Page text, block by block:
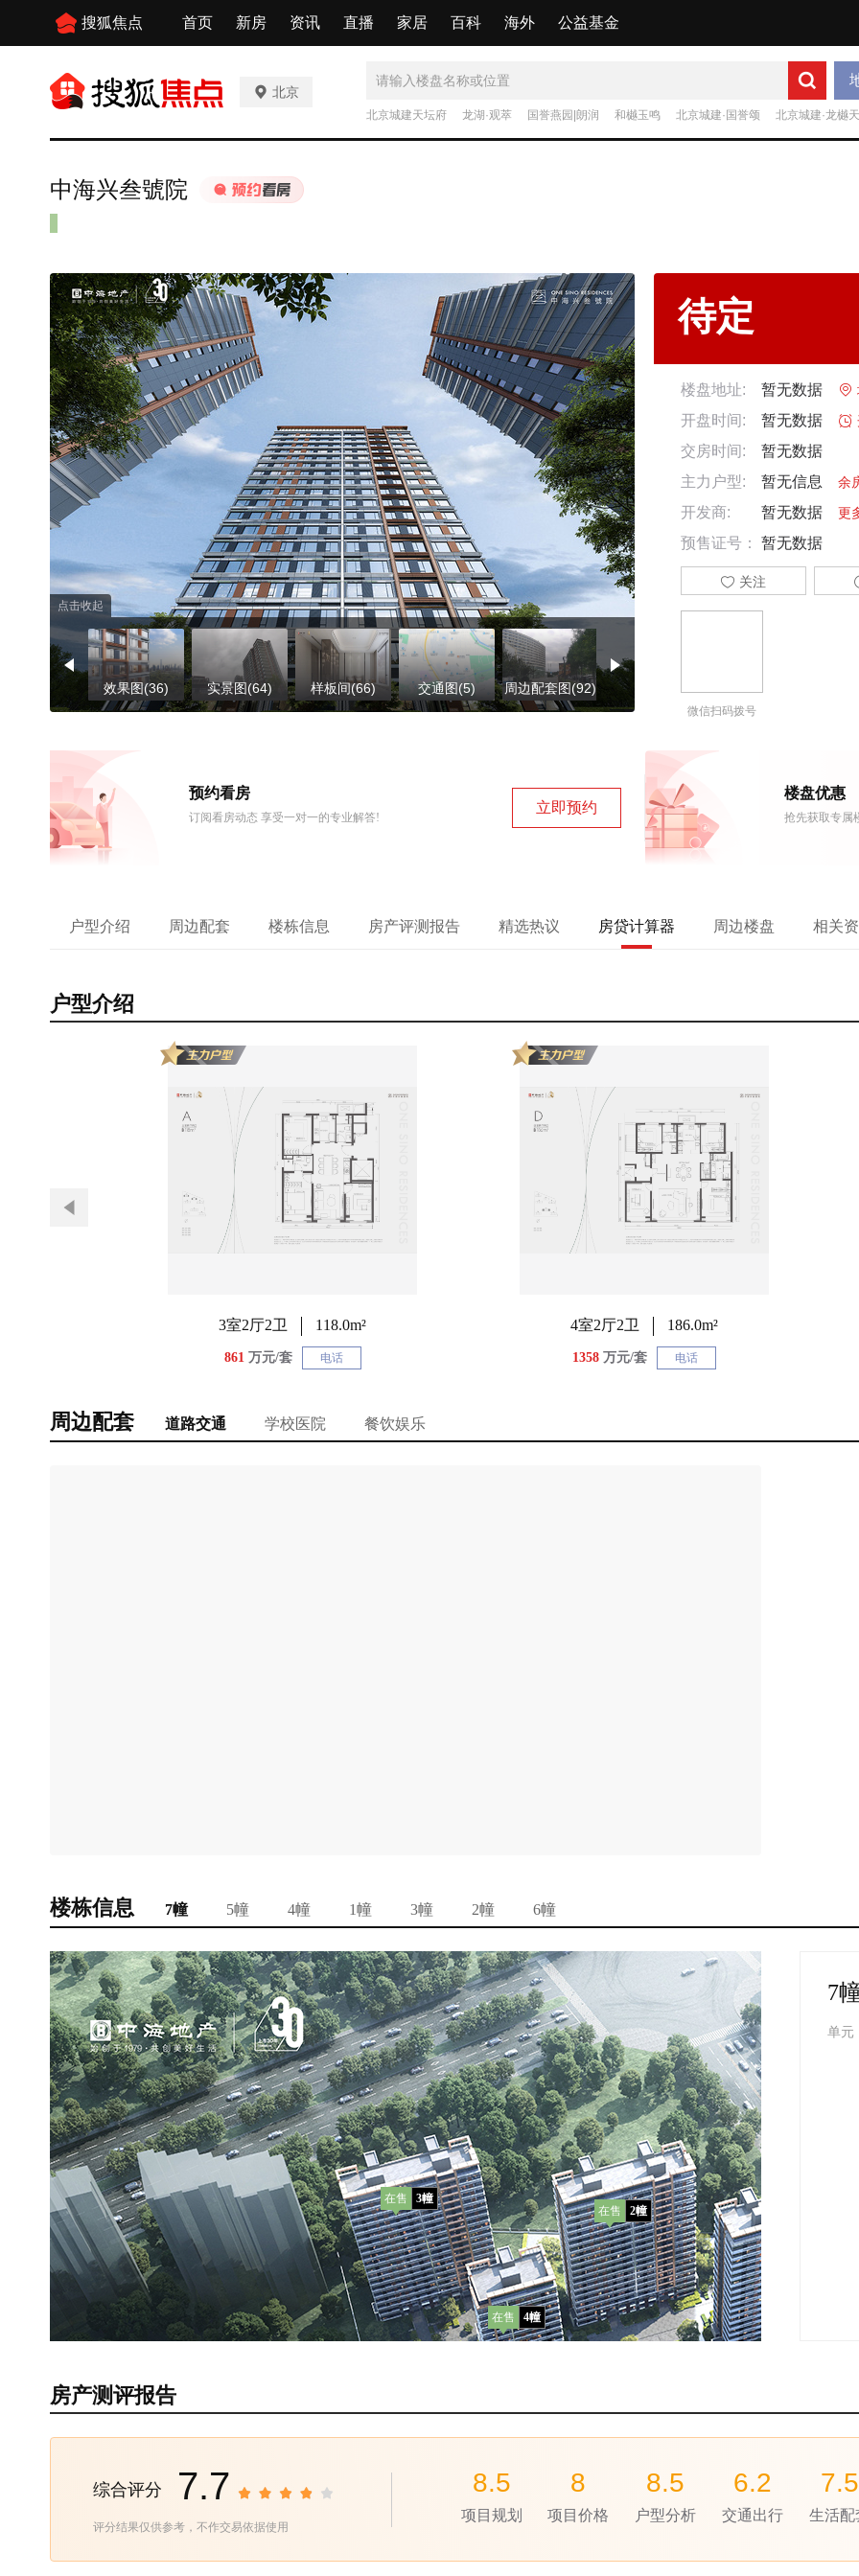
搜狐焦点 首页 新房 资讯 直播 家居 百科 海外 公益基金
北京
北京城建天坛府 龙湖·观萃 国誉燕园|朗润 和樾玉鸣 北京城建·国誉颂 北京城建·龙樾
中海兴叁號院
点击收起
效果图(36) 实景图(64) 样板间(66) 交通图(5) 周边配套图(92) 施工进度图(4)
待定
楼盘地址: 暂无数据 
开盘时间: 暂无数据 
交房时间:
暂无数据
主力户型:
暂无信息 余
开发商: 暂无数据 更
预售证号： 暂无数据
 关注
微信扫码拨号
预约看房
订阅看房动态 享受一对一的专业解答!
立即预约
楼盘优惠
抢先获取专属
户型介绍 周边配套 楼栋信息 房产评测报告 精选热议 房贷计算器 周边楼盘 相关
户型介绍
3室2厅2卫 118.0m²
861 万元/套 电话
4室2厅2卫 186.0m²
1358 万元/套 电话
周边配套 道路交通 学校医院 餐饮娱乐
楼栋信息 7幢 5幢 4幢 1幢 3幢 2幢 6幢
在售 4幢
在售
3幢
在售
2幢
6幢
7
单元
房产测评报告
综合评分 7.7
评分结果仅供参考，不作交易依据使用
8.5
项目规划
8
项目价格
8.5
户型分析
6.2
交通出行
7.5
生活配